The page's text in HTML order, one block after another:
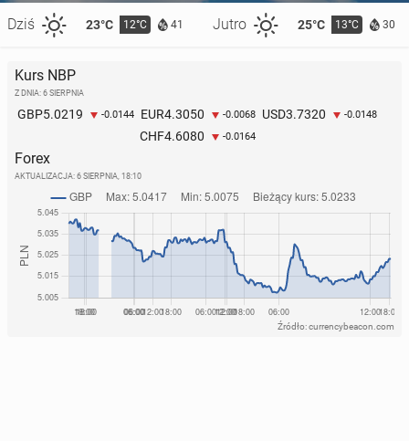
Dziś 23°C 12°C 41 Jutro 25°C 13°C 30
Kurs NBP
Z DNIA: 6 SIERPNIA
GBP5.0219 -0.0144 EUR4.3050 -0.0068 USD3.7320 -0.0148
CHF4.6080 -0.0164
Forex
AKTUALIZACJA: 6 SIERPNIA, 18:10
Źródło: currencybeacon.com